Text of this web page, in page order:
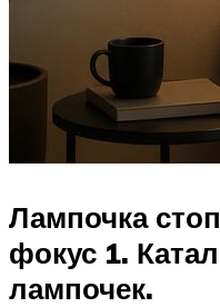
Лампочка
фокус 1.
лампочек.